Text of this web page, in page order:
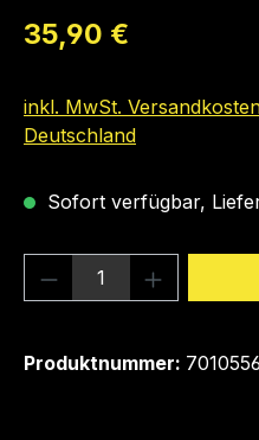
Regulärer Preis:
35,90 €
inkl. MwSt.
Deutschland
Sofort verfügbar,
Produkt Anzahl:
Produktnummer: